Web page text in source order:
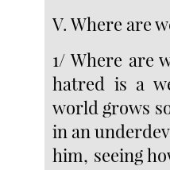
V. Where are
1/ Where are
hatred is a
world grows
in an
him, seeing